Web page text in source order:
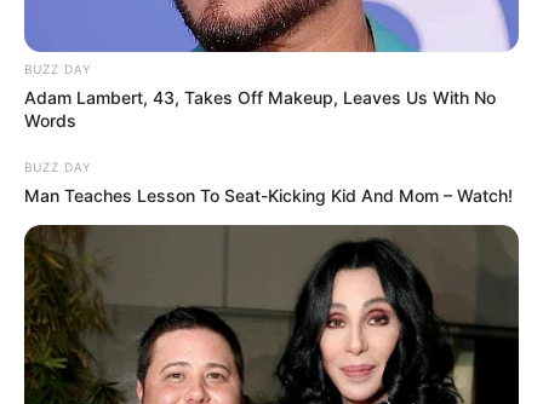
BUZZ DAY
Adam Lambert, 43, Takes Off Makeup, Leaves Us With No
Words
BUZZ DAY
Man Teaches Lesson To Seat-Kicking Kid And Mom – Watch!